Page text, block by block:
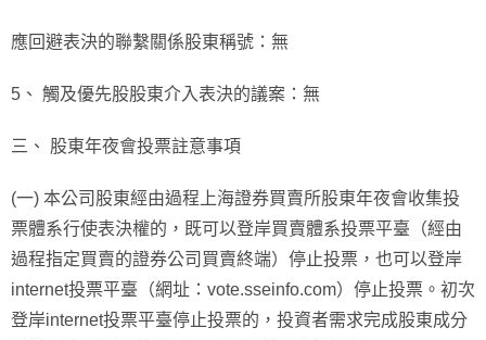
應回避表決的聯繫關係股東稱號：無
5、 觸及優先股股東介入表決的議案：無
三、 股東年夜會投票註意事項
(一) 本公司股東經由過程上海證券買賣所股東年夜會收集投
票體系行使表決權的，既可以登岸買賣體系投票平臺（經由
過程指定買賣的證券公司買賣終端）停止投票，也可以登岸
internet投票平臺（網址：vote.sseinfo.com）停止投票。初次
登岸internet投票平臺停止投票的，投資者需求完成股東成分